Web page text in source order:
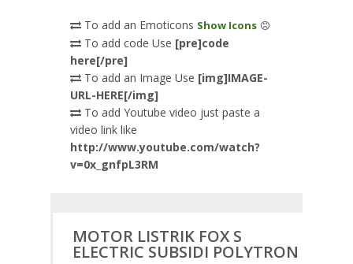
To add an Emoticons Show Icons
To add code Use [pre]code
here[/pre]
To add an Image Use [img]IMAGE-
URL-HERE[/img]
To add Youtube video just paste a
video link like
http://www.youtube.com/watch?
v=0x_gnfpL3RM
MOTOR LISTRIK FOX S
ELECTRIC SUBSIDI POLYTRON